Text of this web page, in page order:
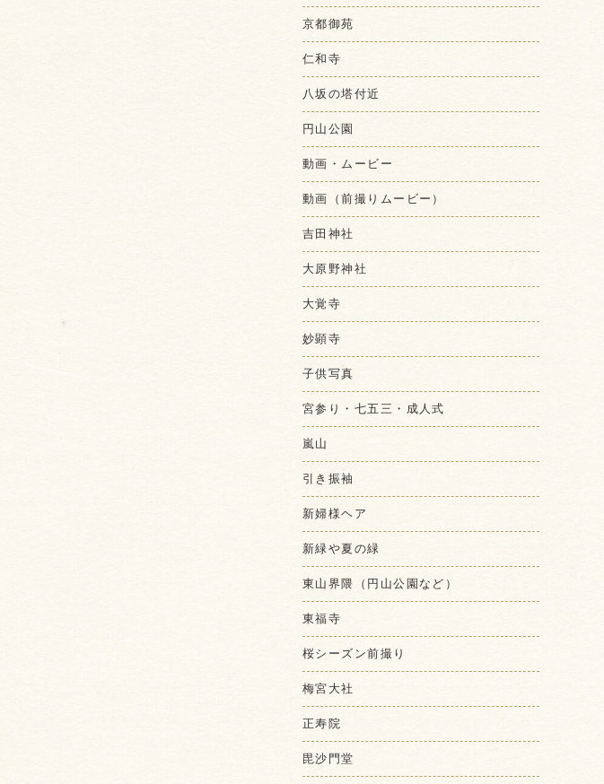
京都御苑
仁和寺
八坂の塔付近
円山公園
動画・ムービー
動画（前撮りムービー）
吉田神社
大原野神社
大覚寺
妙顕寺
子供写真
宮参り・七五三・成人式
嵐山
引き振袖
新婦様ヘア
新緑や夏の緑
東山界隈（円山公園など）
東福寺
桜シーズン前撮り
梅宮大社
正寿院
毘沙門堂